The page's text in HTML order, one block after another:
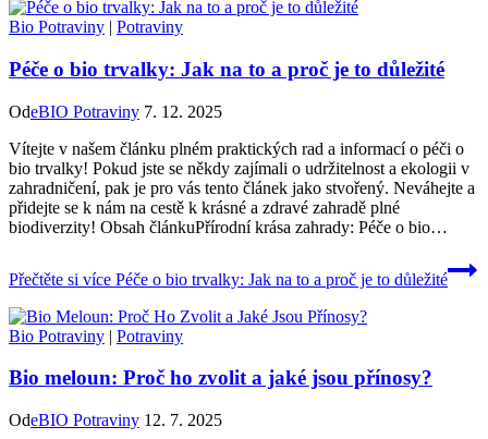
Bio Potraviny | Potraviny
Péče o bio trvalky: Jak na to a proč je to důležité
OdeBIO Potraviny 7. 12. 2025
Vítejte v našem‌ článku plném praktických ‍rad ⁢a informací o‌ péči‍ o
bio ​trvalky! Pokud jste se někdy zajímali o udržitelnost ​a ekologii ​v
zahradničení, pak je pro vás⁢ tento článek ⁣jako stvořený. Neváhejte ​a
přidejte se⁣ k nám na‍ cestě k krásné a ​zdravé zahradě‍ plné
biodiverzity! Obsah článkuPřírodní ⁣krása‍ zahrady: Péče o ⁣bio…
Přečtěte si více Péče o bio trvalky: Jak na to a proč je to důležité
Bio Potraviny | Potraviny
Bio meloun: Proč ho zvolit a jaké jsou přínosy?
OdeBIO Potraviny 12. 7. 2025